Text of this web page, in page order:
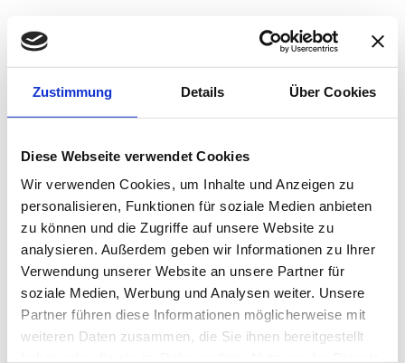
Zustimmung Details Über Cookies
Diese Webseite verwendet Cookies
Wir verwenden Cookies, um Inhalte und Anzeigen zu
personalisieren, Funktionen für soziale Medien anbieten
zu können und die Zugriffe auf unsere Website zu
analysieren. Außerdem geben wir Informationen zu Ihrer
Verwendung unserer Website an unsere Partner für
soziale Medien, Werbung und Analysen weiter. Unsere
Partner führen diese Informationen möglicherweise mit
weiteren Daten zusammen, die Sie ihnen bereitgestellt
Jetzt fehlt nur noch die Bestätigung ...